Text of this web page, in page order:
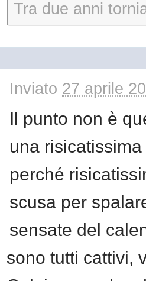
Tra due anni
Inviato 27 aprile
Il punto non è
una
perché
scusa per
sensate del
sono tutti cattivi,